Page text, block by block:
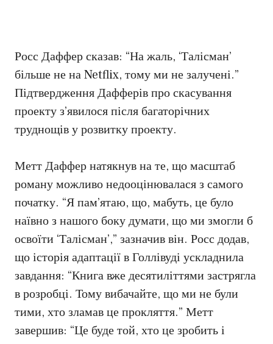
Росс Даффер сказав: “На жаль, ‘Талісман’
більше не на Netflix, тому ми не залучені.”
Підтвердження Дафферів про скасування
проекту з’явилося після багаторічних
труднощів у розвитку проекту.
Метт Даффер натякнув на те, що масштаб
роману можливо недооцінювалася з самого
початку. “Я пам’ятаю, що, мабуть, це було
наївно з нашого боку думати, що ми змогли б
освоїти ‘Талісман’,” зазначив він. Росс додав,
що історія адаптації в Голлівуді ускладнила
завдання: “Книга вже десятиліттями застрягла
в розробці. Тому вибачайте, що ми не були
тими, хто зламав це прокляття.” Метт
завершив: “Це буде той, хто це зробить і